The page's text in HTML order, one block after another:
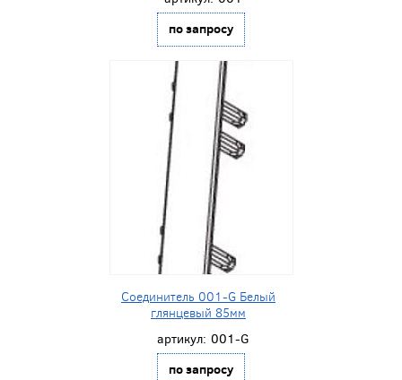
по запросу
Соединитель 001-G Белый
глянцевый 85мм
артикул: 001-G
по запросу